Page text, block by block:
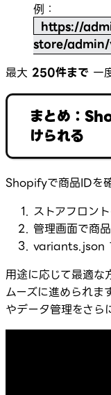
例：
https://
store/
最大 250件まで 一
まとめ：
けられる
Shopifyで商品IDを
ストアフロン
管理画面で商
variants.json
用途に応じて最適な
ムーズに進められま
やデータ管理をさら